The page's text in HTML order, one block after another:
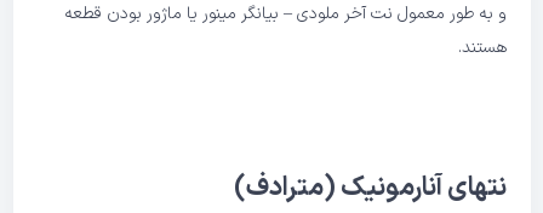
و به طور معمول نت آخر ملودی – بیانگر مینور یا ماژور بودن قطعه
هستند.
نتهای آنارمونیک (مترادف)